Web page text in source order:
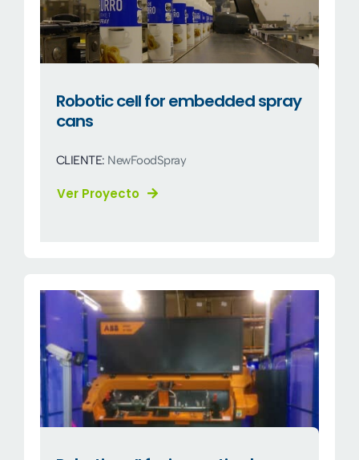
Robotic cell for embedded spray
cans
CLIENTE: NewFoodSpray
Ver Proyecto